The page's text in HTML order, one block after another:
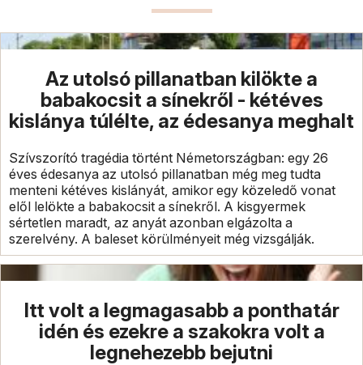
Az utolsó pillanatban kilökte a
babakocsit a sínekről - kétéves
kislánya túlélte, az édesanya meghalt
Szívszorító tragédia történt Németországban: egy 26
éves édesanya az utolsó pillanatban még meg tudta
menteni kétéves kislányát, amikor egy közeledő vonat
elől lelökte a babakocsit a sínekről. A kisgyermek
sértetlen maradt, az anyát azonban elgázolta a
szerelvény. A baleset körülményeit még vizsgálják.
Itt volt a legmagasabb a ponthatár
idén és ezekre a szakokra volt a
legnehezebb bejutni